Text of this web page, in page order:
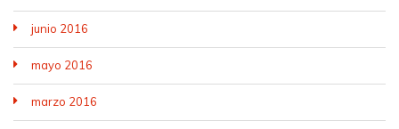
junio 2016
mayo 2016
marzo 2016